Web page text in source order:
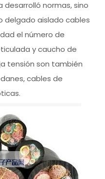
desarrolló normas, sino
delgado aislado cables
el número de
y caucho de
tensión son también
cables de